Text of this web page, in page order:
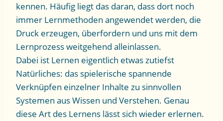
kennen. Häufig liegt das daran, dass dort noch
immer Lernmethoden angewendet werden, die
Druck erzeugen, überfordern und uns mit dem
Lernprozess weitgehend alleinlassen.
Dabei ist Lernen eigentlich etwas zutiefst
Natürliches: das spielerische spannende
Verknüpfen einzelner Inhalte zu sinnvollen
Systemen aus Wissen und Verstehen. Genau
diese Art des Lernens lässt sich wieder erlernen.